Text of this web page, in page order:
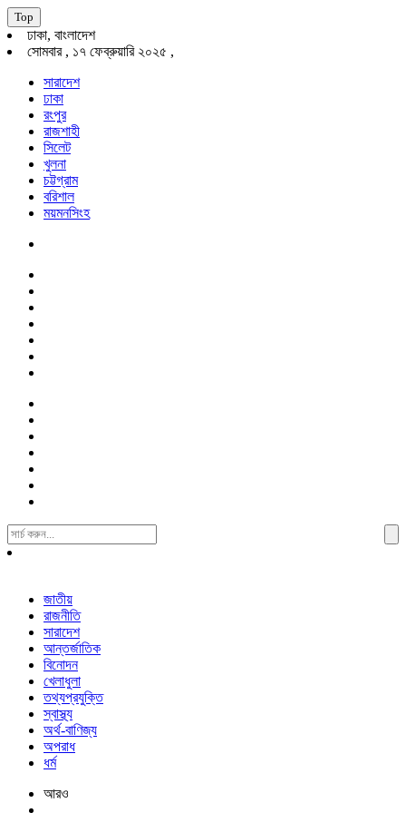
Top
ঢাকা, বাংলাদেশ
সোমবার , ১৭ ফেব্রুয়ারি ২০২৫ ,
সারাদেশ
ঢাকা
রংপুর
রাজশাহী
সিলেট
খুলনা
চট্টগ্রাম
বরিশাল
ময়মনসিংহ
Search
For:
জাতীয়
রাজনীতি
সারাদেশ
আন্তর্জাতিক
বিনোদন
খেলাধুলা
তথ্যপ্রযুক্তি
স্বাস্থ্য
অর্থ-বাণিজ্য
অপরাধ
ধর্ম
আরও